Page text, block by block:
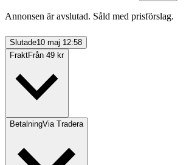
Annonsen är avslutad. Såld med prisförslag.
Slutade10 maj 12:58
FraktFrån 49 kr
BetalningVia Tradera